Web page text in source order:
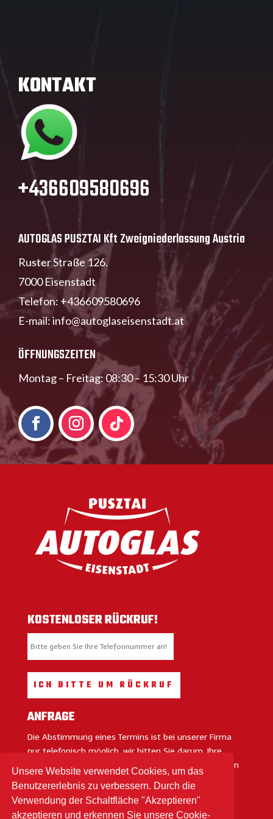
KONTAKT
+436609580696
AUTOGLAS PUSZTAI Kft Zweigniederlassung Austria
Ruster Straße 126.
7000 Eisenstadt
Telefon: +436609580696
E-mail:info@autoglaseisenstadt.at
ÖFFNUNGSZEITEN
Montag – Freitag: 08:30 – 15:30 Uhr
KOSTENLOSER RÜCKRUF!
ANFRAGE
Die Abstimmung eines Termins ist bei unserer Firma
nur telefonisch möglich, wir bitten Sie darum, Ihre
Angaben uns bekanntzugeben, damit unsere Kollegen
sich mit Ihnen in Verbindung setzen können.
ANFRAGE
Unsere Website verwendet Cookies, um das
Benutzererlebnis zu verbessern. Durch die
Verwendung der Schaltfläche "Akzeptieren"
akzeptieren und erkennen Sie unsere Cookie-